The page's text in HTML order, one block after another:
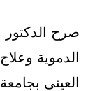
صرح الدكتور
الدموية
العينى